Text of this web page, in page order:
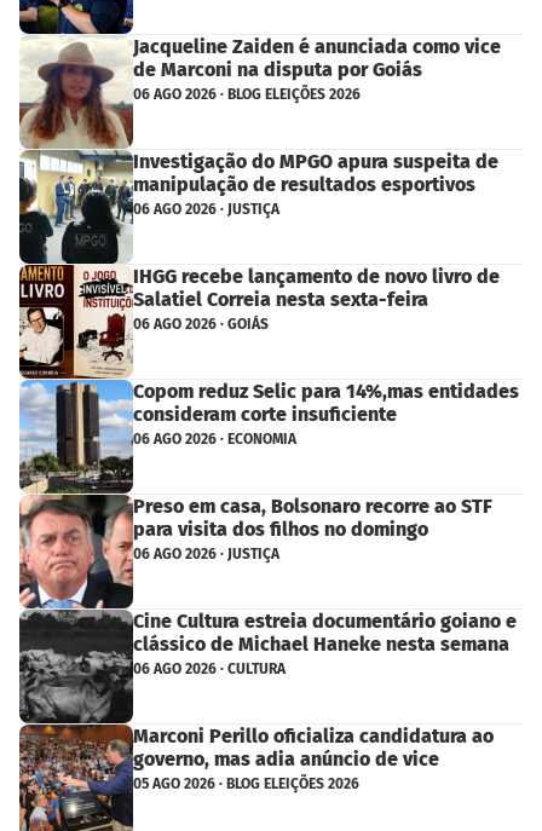
Jacqueline Zaiden é anunciada como vice
de Marconi na disputa por Goiás
06 AGO 2026 · BLOG ELEIÇÕES 2026
Investigação do MPGO apura suspeita de
manipulação de resultados esportivos
06 AGO 2026 · JUSTIÇA
IHGG recebe lançamento de novo livro de
Salatiel Correia nesta sexta-feira
06 AGO 2026 · GOIÁS
Copom reduz Selic para 14%,mas entidades
consideram corte insuficiente
06 AGO 2026 · ECONOMIA
Preso em casa, Bolsonaro recorre ao STF
para visita dos filhos no domingo
06 AGO 2026 · JUSTIÇA
Cine Cultura estreia documentário goiano e
clássico de Michael Haneke nesta semana
06 AGO 2026 · CULTURA
Marconi Perillo oficializa candidatura ao
governo, mas adia anúncio de vice
05 AGO 2026 · BLOG ELEIÇÕES 2026